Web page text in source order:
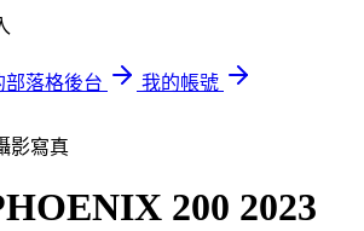
部落格後台
我的帳號
影寫真
200 2023